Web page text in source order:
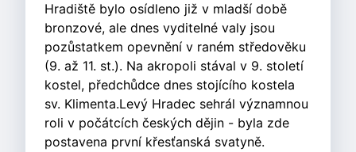
Hradiště bylo osídleno již v mladší době
bronzové, ale dnes vyditelné valy jsou
pozůstatkem opevnění v raném středověku
(9. až 11. st.). Na akropoli stával v 9. století
kostel, předchůdce dnes stojícího kostela
sv. Klimenta.Levý Hradec sehrál významnou
roli v počátcích českých dějin - byla zde
postavena první křesťanská svatyně.